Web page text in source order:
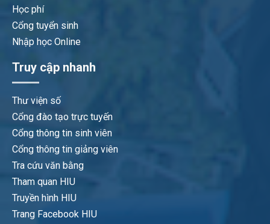
Học phí
Cổng tuyển sinh
Nhập học Online
Truy cập nhanh
Thư viện số
Cổng đào tạo trực tuyến
Cổng thông tin sinh viên
Cổng thông tin giảng viên
Tra cứu văn bằng
Tham quan HIU
Truyền hình HIU
Trang Facebook HIU